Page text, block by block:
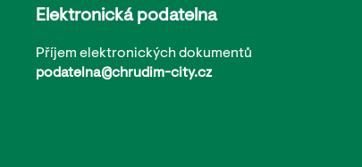
Elektronická podatelna
Příjem elektronických dokumentů
podatelna@chrudim-city.cz